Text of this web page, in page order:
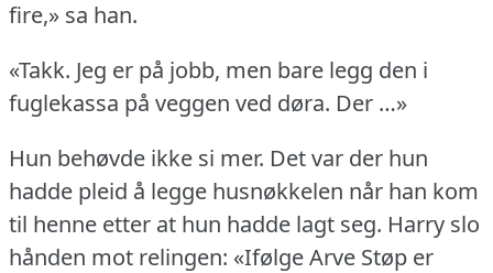
fire,» sa han.
«Takk. Jeg er på jobb, men bare legg den i
fuglekassa på veggen ved døra. Der …»
Hun behøvde ikke si mer. Det var der hun
hadde pleid å legge husnøkkelen når han kom
til henne etter at hun hadde lagt seg. Harry slo
hånden mot relingen: «Ifølge Arve Støp er